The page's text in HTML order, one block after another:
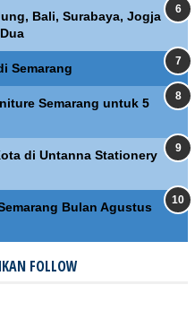
Bali, Surabaya, Jogja
Semarang
Semarang untuk 5
di Untanna Stationery
Bulan Agustus
FOLLOW